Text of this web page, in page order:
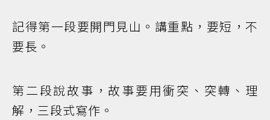
記得第一段要開門見山。講重點，要短，不
要長。
第二段說故事，故事要用衝突、突轉、理
解，三段式寫作。